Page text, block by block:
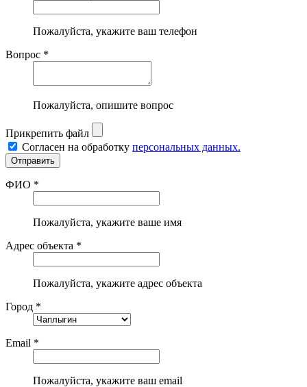
Пожалуйста, укажите ваш телефон
Вопрос *
Пожалуйста, опишите вопрос
Прикрепить файл
Согласен на обработку персональных данных.
ФИО *
Пожалуйста, укажите ваше имя
Адрес объекта *
Пожалуйста, укажите адрес объекта
Город *
Email *
Пожалуйста, укажите ваш email